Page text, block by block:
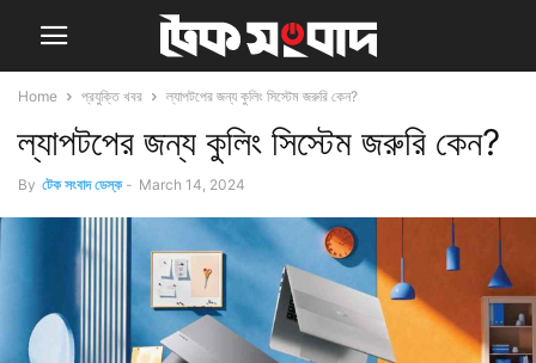
Home প্রযুক্তি খবর ল্যাপটপের জন্য কুলিং সিস্টেম জরুরি কেন?
ল্যাপটপের জন্য কুলিং সিস্টেম জরুরি কেন?
By টেক সংবাদ ডেস্ক - March 14, 2024